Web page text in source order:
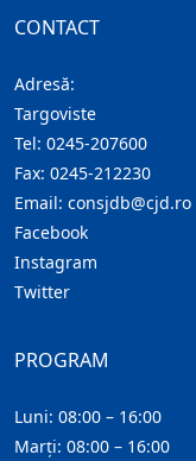
CONTACT
Adresă:
Targoviste
Tel: 0245-207600
Fax: 0245-212230
Email: consjdb@cjd.ro
Facebook
Instagram
Twitter
PROGRAM
Luni: 08:00 – 16:00
Marți: 08:00 – 16:00